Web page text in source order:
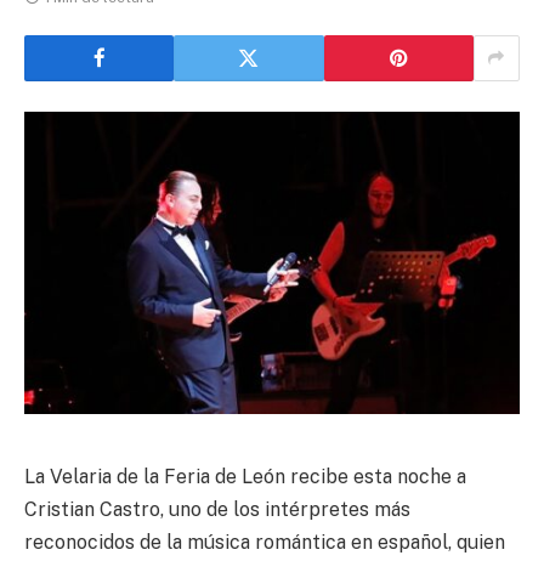
La Velaria de la Feria de León recibe esta noche a
Cristian Castro, uno de los intérpretes más
reconocidos de la música romántica en español, quien